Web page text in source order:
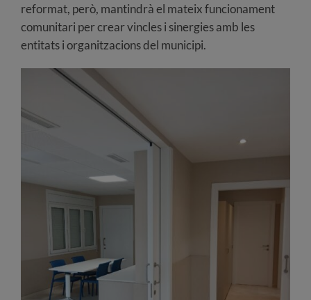
reformat, però, mantindrà el mateix funcionament
comunitari per crear vincles i sinergies amb les
entitats i organitzacions del municipi.